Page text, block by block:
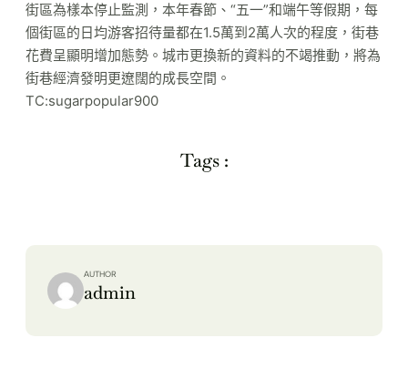
街區為樣本停止監測，本年春節、“五一”和端午等假期，每
個街區的日均游客招待量都在1.5萬到2萬人次的程度，街巷
花費呈顯明增加態勢。城市更換新的資料的不竭推動，將為
街巷經濟發明更遼闊的成長空間。
TC:sugarpopular900
Tags :
AUTHOR
admin